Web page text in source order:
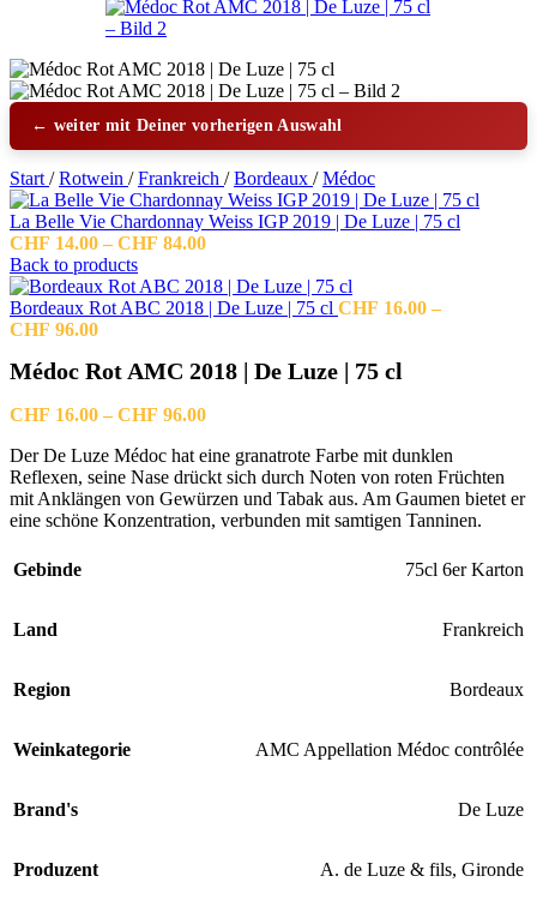
← weiter mit Deiner vorherigen Auswahl
Start / Rotwein / Frankreich / Bordeaux / Médoc
La Belle Vie Chardonnay Weiss IGP 2019 | De Luze | 75 cl
CHF 14.00 – CHF 84.00Preisspanne:
bis
CHF 84.00
Back to products
Bordeaux Rot ABC 2018 | De Luze | 75 cl CHF 16.00 –
CHF 96.00Preisspanne:
bis
Médoc Rot AMC 2018 | De Luze | 75 cl
CHF 16.00 – CHF 96.00Preisspanne:
bis
CHF 96.00
Der De Luze Médoc hat eine granatrote Farbe mit dunklen
Reflexen, seine Nase drückt sich durch Noten von roten Früchten
mit Anklängen von Gewürzen und Tabak aus. Am Gaumen bietet er
eine schöne Konzentration, verbunden mit samtigen Tanninen.
Gebinde 75cl 6er Karton
Land Frankreich
Region Bordeaux
Weinkategorie AMC Appellation Médoc contrôlée
Brand's De Luze
Produzent A. de Luze & fils, Gironde